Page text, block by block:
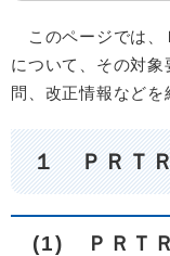
このページでは、
について、その対
問、改正情報などを
１ ＰＲＴ
(1) ＰＲＴ